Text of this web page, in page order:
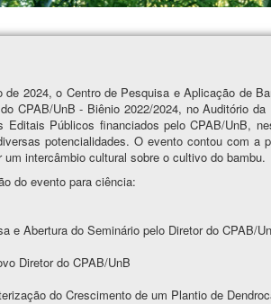
de 2024, o Centro de Pesquisa e Aplicação de
CPAB/UnB - Biênio 2022/2024, no Auditório
Editais Públicos financiados pelo CPAB/UnB,
potencialidades. O evento contou com
um intercâmbio cultural sobre o cultivo do bambu.
do evento para ciência:
e Abertura do Seminário pelo Diretor do CPAB/
Diretor do CPAB/UnB
do Crescimento de um Plantio de